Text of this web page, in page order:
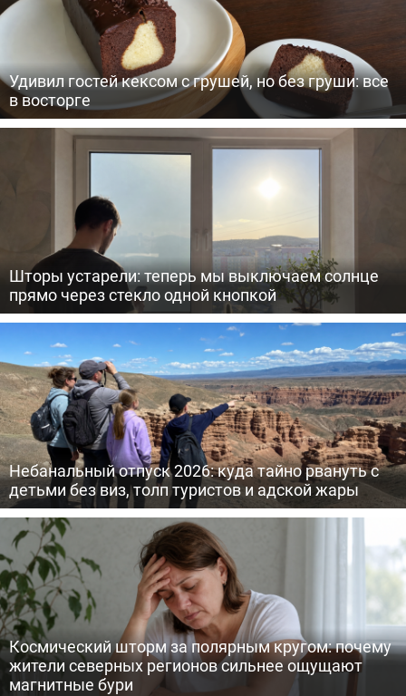
Удивил гостей кексом с грушей, но без груши: все
в восторге
Шторы устарели: теперь мы выключаем солнце
прямо через стекло одной кнопкой
Небанальный отпуск 2026: куда тайно рвануть с
детьми без виз, толп туристов и адской жары
Космический шторм за полярным кругом: почему
жители северных регионов сильнее ощущают
магнитные бури